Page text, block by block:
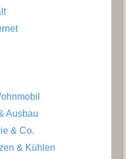
Ausbau
& Co.
& Kühlen